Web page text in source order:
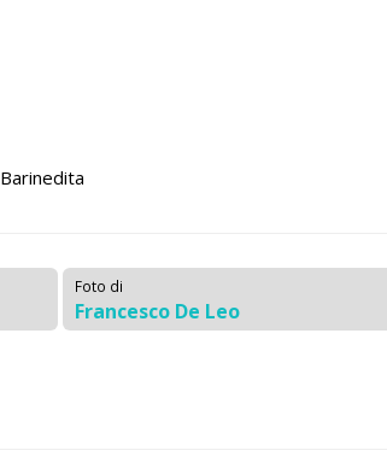
Barinedita
Foto di
Francesco De Leo